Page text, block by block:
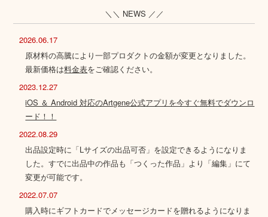
＼＼ NEWS ／／
2026.06.17
原材料の高騰により一部プロダクトの金額が変更となりました。
最新価格は料金表をご確認ください。
2023.12.27
iOS ＆ Android 対応のArtgene公式アプリを今すぐ無料でダウンロ
ード！！
2022.08.29
出品設定時に「Lサイズの出品可否」を設定できるようになりま
した。すでに出品中の作品も「つくった作品」より「編集」にて
変更が可能です。
2022.07.07
購入時にギフトカードでメッセージカードを贈れるようになりま